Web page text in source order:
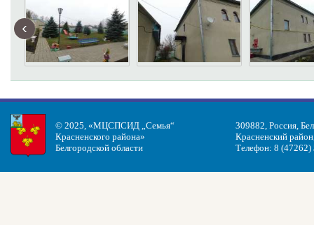
‹
© 2025, «МЦСПСИД „Семья“
Красненского района»
Белгородской области
309882, Россия,
Красненский
Телефон: 8 (47262)